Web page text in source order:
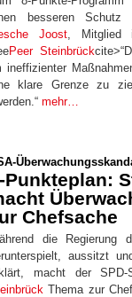
besseren Schutz
Joost, Mitglied
Peer Steinbrück
ineffizienter
klare Grenze zu
mehr…
Punkteplan:
Chefsache
die Regierung
aussitzt
macht der SPD-
Thema zur